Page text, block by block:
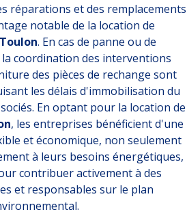
réparations et des remplacements
notable de la location de
Toulon. En cas de panne ou de
coordination des interventions
des pièces de rechange sont
les délais d'immobilisation du
En optant pour la location de
, les entreprises bénéficient d'une
et économique, non seulement
à leurs besoins énergétiques,
contribuer activement à des
et responsables sur le plan